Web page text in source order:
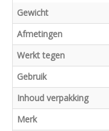
Productspecificaties
Gewicht
Afmetingen
Werkt tegen
Gebruik
Inhoud verpakking
Merk